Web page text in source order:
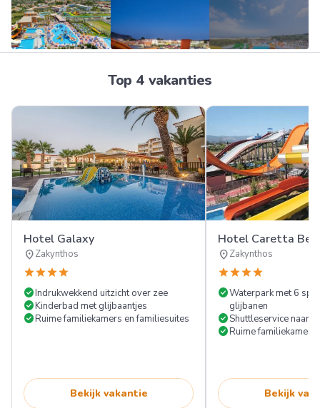
Meer
Top 4 vakanties
Hotel Galaxy
location_onZakynthos
starstarstarstar
check_circleIndrukwekkend uitzicht over zee
check_circleKinderbad met glijbaantjes
check_circleRuime familiekamers en familiesuites
Bekijk vakantie
Hotel Caretta
location_onZakynthos
starstarstarstar
check_circleWaterpark met 6
glijbanen
check_circleShuttleservice naar
check_circleRuime familiekamers
Bekijk